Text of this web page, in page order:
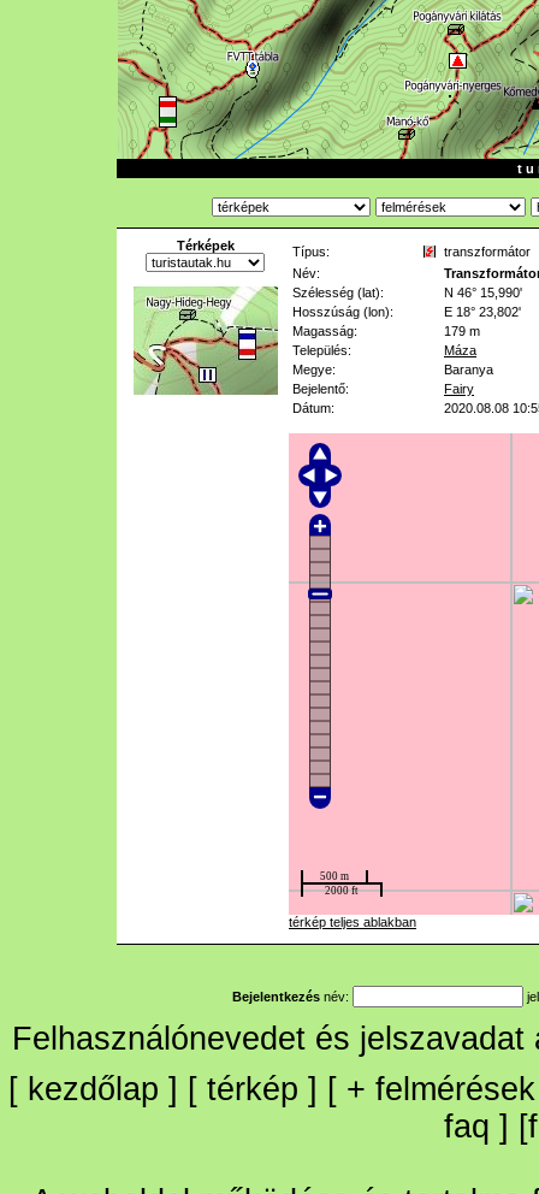
t u
Térképek Típus:
transzformátor
Név:
Szélesség (lat):
N 46° 15,990'
Hosszúság (lon):
E 18° 23,802'
Magasság:
179 m
Település:
Máza
Megye:
Baranya
Bejelentő:
Fairy
Dátum:
2020.08.08
térkép teljes ablakban
Bejelentkezés név:
Felhasználónevedet és
[ kezdőlap ] [ térkép ] [ + felmérések
faq ] [